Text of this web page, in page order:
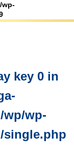
wp-
key 0 in
wp/wp-
single.php